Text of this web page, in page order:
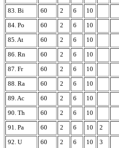
83. Bi
60 2 6 10
84. Po
60 2 6 10
85. At
60 2 6 10
86. Rn
60 2 6 10
87. Fr
60 2 6 10
88. Ra
60 2 6 10
89. Ac
60 2 6 10
90. Th
60 2 6 10
91. Pa
60 2 6 10 2
92. U
60 2 6 10 3